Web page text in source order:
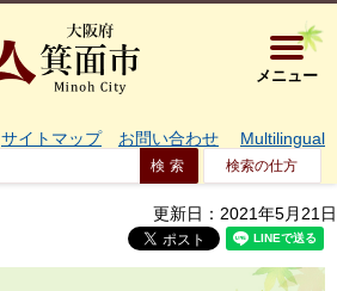
大阪府箕
メニュー
サイトマップ お問い合わせ Multilingual
検索の仕方
更新日：2021年5月21日